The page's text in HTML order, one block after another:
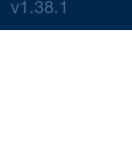
v1.38.1